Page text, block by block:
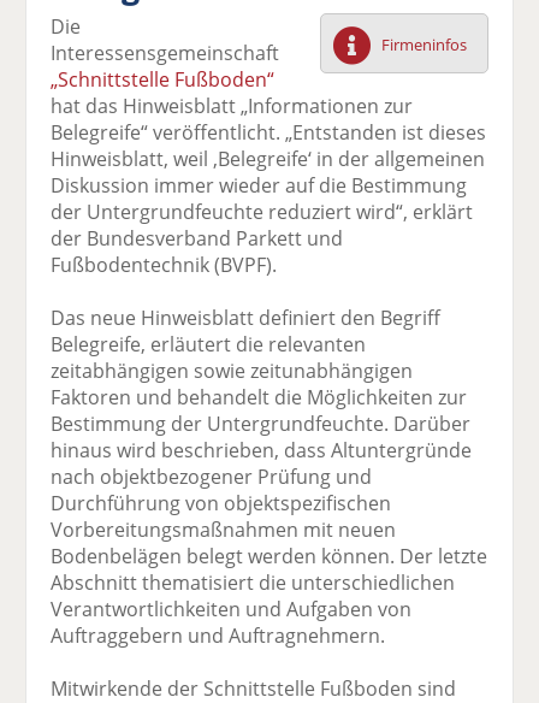
F
ac
e
b
o
o
k
te
tt
er
n
Li
n
k
di
n
te
il
E
m
ai
v
er
se
n
ck
e
n
Firmeninfos
Die
Interessensgemeinschaft
„Schnittstelle Fußboden“
hat das Hinweisblatt „Informationen zur
Belegreife“ veröffentlicht. „Entstanden ist dieses
Hinweisblatt, weil ,Belegreife‘ in der allgemeinen
Diskussion immer wieder auf die Bestimmung
der Untergrundfeuchte reduziert wird“, erklärt
der Bundesverband Parkett und
Fußbodentechnik (BVPF).
Das neue Hinweisblatt definiert den Begriff
Belegreife, erläutert die relevanten
zeitabhängigen sowie zeitunabhängigen
Faktoren und behandelt die Möglichkeiten zur
Bestimmung der Untergrundfeuchte. Darüber
hinaus wird beschrieben, dass Altuntergründe
nach objektbezogener Prüfung und
Durchführung von objektspezifischen
Vorbereitungsmaßnahmen mit neuen
Bodenbelägen belegt werden können. Der letzte
Abschnitt thematisiert die unterschiedlichen
Verantwortlichkeiten und Aufgaben von
Auftraggebern und Auftragnehmern.
Mitwirkende der Schnittstelle Fußboden sind